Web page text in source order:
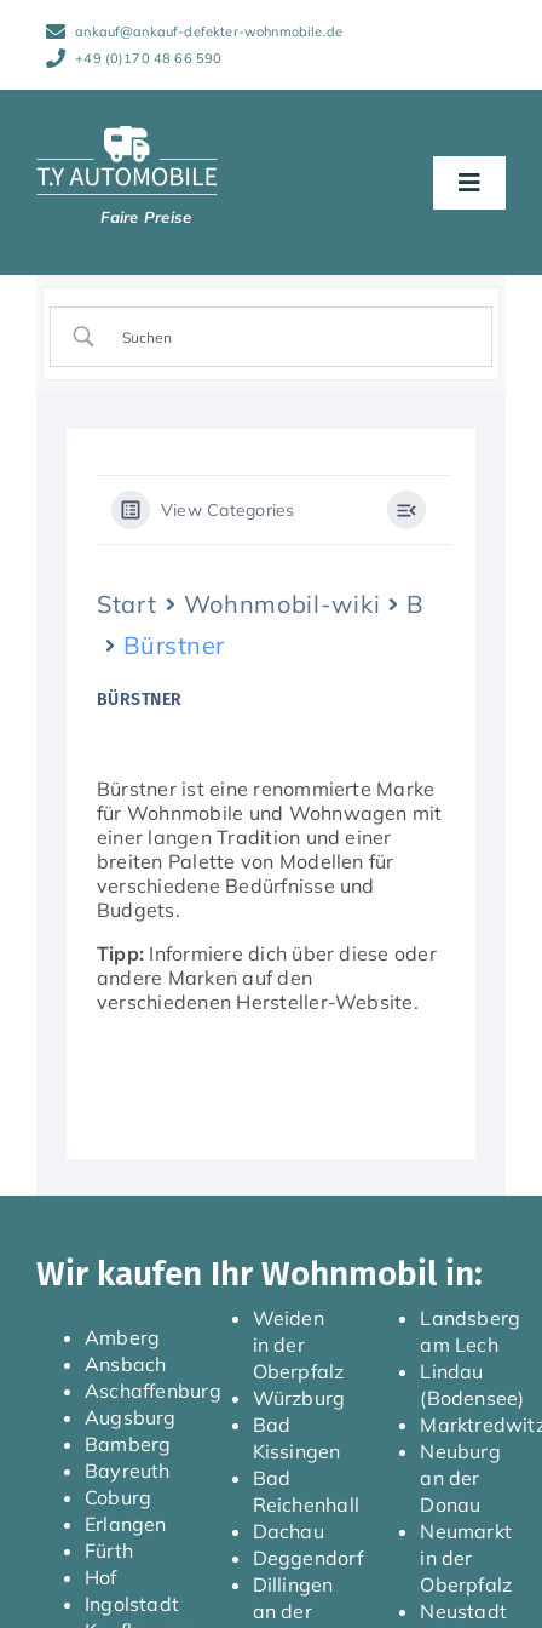
Inhalt
springen
ankauf@ankauf-defekter-wohnmobile.de
+49 (0)170 48 66 590
Toggle
Abwicklung
Aktuelles
View Categories
Start Wohnmobil-wiki
B
Bürstner
BÜRSTNER
Bürstner ist eine renommierte Marke
für Wohnmobile und Wohnwagen mit
einer langen Tradition und einer
breiten Palette von Modellen für
verschiedene Bedürfnisse und
Budgets.
Tipp: Informiere dich über diese oder
andere Marken auf den
verschiedenen Hersteller-Website.
Wir kaufen Ihr Wohnmobil in:
Amberg
Ansbach
Aschaffenburg
Augsburg
Bamberg
Bayreuth
Coburg
Erlangen
Fürth
Hof
Ingolstadt
Weiden
in der
Oberpfalz
Würzburg
Bad
Kissingen
Bad
Reichenhall
Dachau
Deggendorf
Dillingen
an der
Landsberg
am Lech
Lindau
(Bodensee)
Neuburg
an der
Donau
Neumarkt
in der
Oberpfalz
Neustadt